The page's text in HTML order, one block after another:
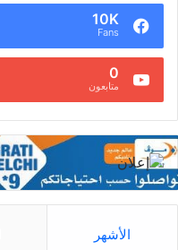
10K
Fans
0
متابعون
الأشهر